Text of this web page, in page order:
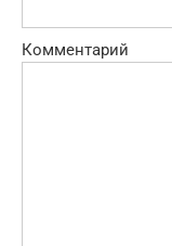
Комментарий